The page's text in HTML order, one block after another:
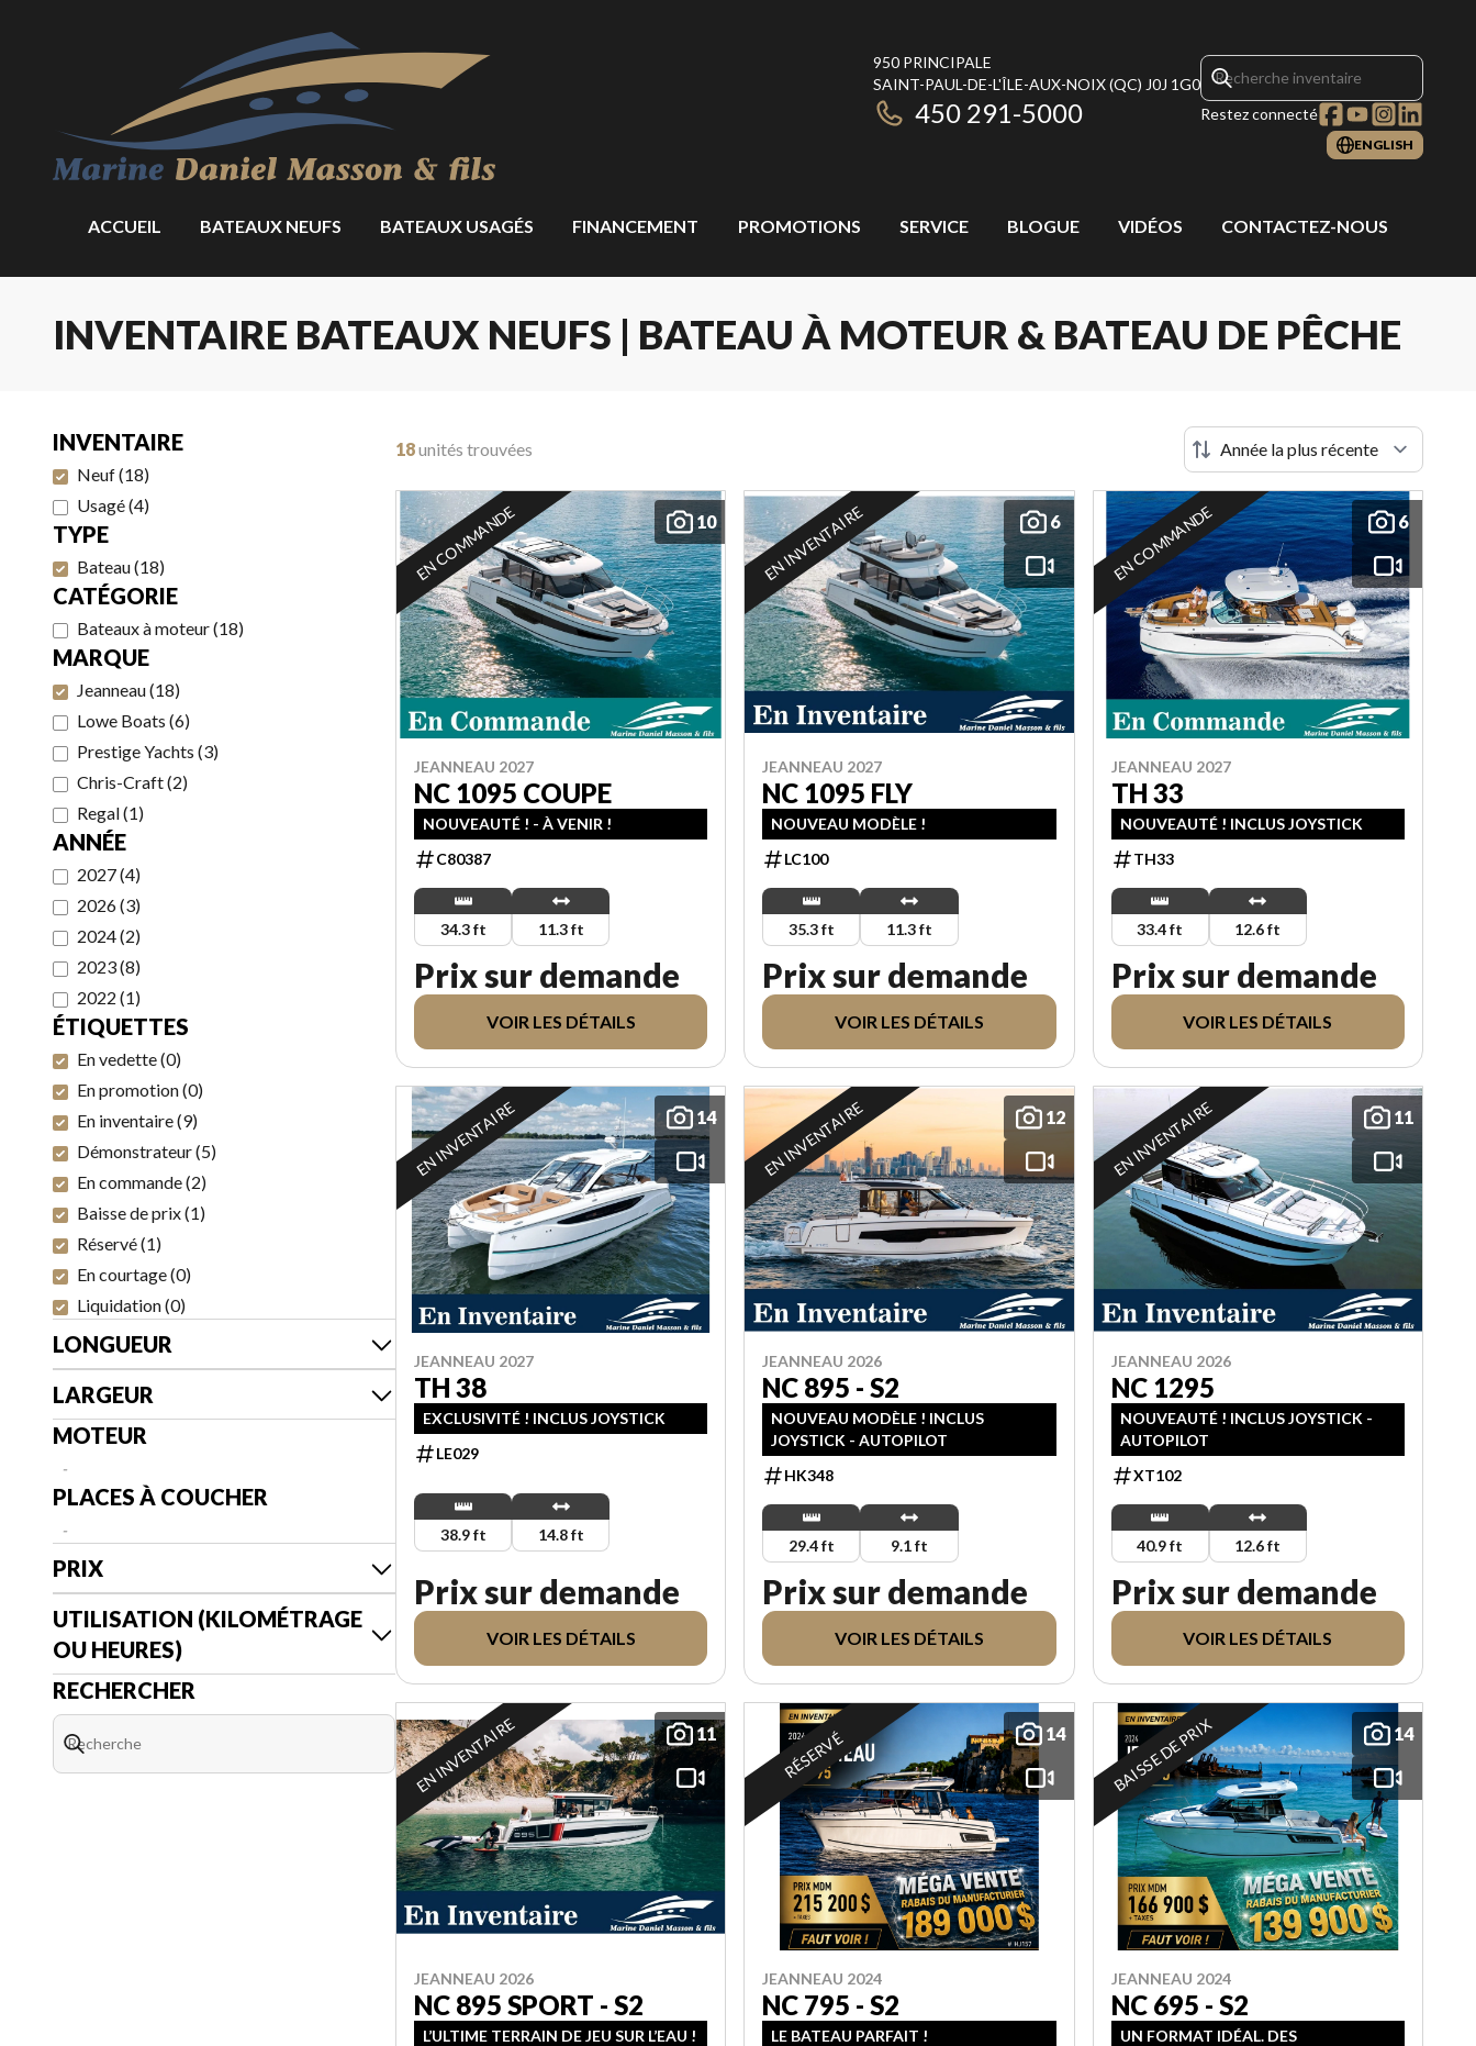
950 PRINCIPALE
SAINT-PAUL-DE-L'ÎLE-AUX-NOIX(QC) J0J 1G0
450 291-5000 Restez connecté
ENGLISH
ACCUEIL BATEAUX NEUFS BATEAUX USAGÉS FINANCEMENT PROMOTIONS SERVICE BLOGUE VIDÉOS CONTACTEZ-NOUS
INVENTAIRE BATEAUX NEUFS | BATEAU À MOTEUR & BATEAU DE PÊCHE
INVENTAIRE
Neuf(18)
Usagé(4)
TYPE
Bateau(18)
CATÉGORIE
Bateaux à moteur(18)
MARQUE
Jeanneau(18)
Lowe Boats (6)
Prestige Yachts (3)
Chris-Craft(2)
Regal(1)
ANNÉE
2027(4)
2026(3)
2024(2)
2023(8)
2022 (1)
ÉTIQUETTES
En vedette(0)
En promotion(0)
En inventaire(9)
Démonstrateur(5)
En commande(2)
Baisse de prix(1)
Réservé(1)
En courtage(0)
Liquidation(0)
LONGUEUR
LARGEUR
MOTEUR
-
PLACES À COUCHER
-
PRIX
UTILISATION (KILOMÉTRAGE
OU HEURES)
RECHERCHER
18unités trouvées
10
EN COMMANDE
JEANNEAU 2027
NC 1095 COUPE
NOUVEAUTÉ ! - À VENIR !
C80387
34.3 ft 11.3 ft
Prix sur demande
VOIR LES DÉTAILS
6
EN INVENTAIRE
JEANNEAU 2027
NC 1095 FLY
NOUVEAU MODÈLE !
LC100
35.3 ft 11.3 ft
Prix sur demande
VOIR LES DÉTAILS
6
EN COMMANDE
JEANNEAU 2027
TH 33
NOUVEAUTÉ ! INCLUS JOYSTICK
TH33
33.4 ft 12.6 ft
Prix sur demande
VOIR LES DÉTAILS
14
EN INVENTAIRE
JEANNEAU 2027
TH 38
EXCLUSIVITÉ ! INCLUS JOYSTICK
LE029
38.9 ft 14.8 ft
Prix sur demande
VOIR LES DÉTAILS
12
EN INVENTAIRE
JEANNEAU 2026
NC 895 - S2
NOUVEAU MODÈLE ! INCLUS
JOYSTICK - AUTOPILOT
HK348
29.4 ft 9.1 ft
Prix sur demande
VOIR LES DÉTAILS
11
EN INVENTAIRE
JEANNEAU 2026
NC 1295
NOUVEAUTÉ ! INCLUS JOYSTICK -
AUTOPILOT
XT102
40.9 ft 12.6 ft
Prix sur demande
VOIR LES DÉTAILS
11
EN INVENTAIRE
JEANNEAU 2026
NC 895 SPORT - S2
L’ULTIME TERRAIN DE JEU SUR L’EAU !
14
RÉSERVÉ
JEANNEAU 2024
NC 795 - S2
LE BATEAU PARFAIT !
14
BAISSE DE PRIX
JEANNEAU 2024
NC 695 - S2
UN FORMAT IDÉAL. DES